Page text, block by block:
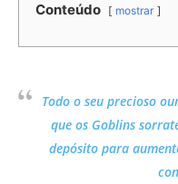
Conteúdo mostrar
Todo o seu precioso
que os Goblins
depósito para